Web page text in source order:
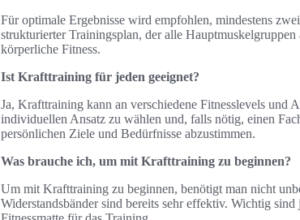
Für optimale Ergebnisse wird empfohlen, mindestens
strukturierter Trainingsplan, der alle
körperliche Fitness.
Ist Krafttraining für jeden geeignet?
Ja, Krafttraining kann an verschiedene Fitnesslevels und
individuellen Ansatz zu wählen und, falls nötig, einen
persönlichen Ziele und Bedürfnisse abzustimmen.
Was brauche ich, um mit Krafttraining zu beginnen?
Um mit Krafttraining zu beginnen, benötigt man nicht
Widerstandsbänder sind bereits sehr effektiv. Wichtig